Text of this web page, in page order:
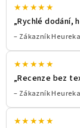
★★★★★
„Rychlé dodání,
– Zákazník Heureka
★★★★★
„Recenze bez
– Zákazník Heureka
★★★★★